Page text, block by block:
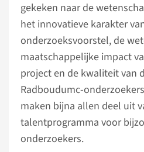
gekeken naar de
het innovatieve karakter
onderzoeksvoorstel, de
maatschappelijke impact
project en de kwaliteit van
Radboudumc-
maken bijna allen deel uit
talentprogramma voor
onderzoekers.